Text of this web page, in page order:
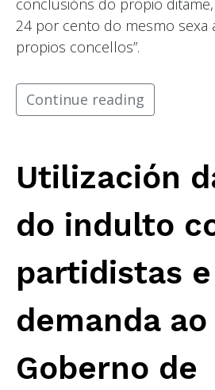
conclusións do propio
24 por cento do mesmo sexa
propios concellos”.
Continue reading
Utilización
do indulto
partidistas e
demanda ao
Goberno de